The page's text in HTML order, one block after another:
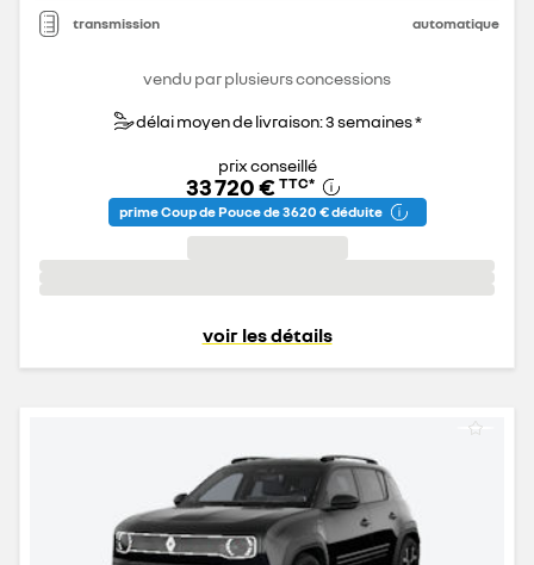
transmission automatique
vendu par plusieurs concessions
délai moyen de livraison: 3 semaines *
prix conseillé
33 720 € TTC*
prime Coup de Pouce de 3 620 € déduite
voir les détails